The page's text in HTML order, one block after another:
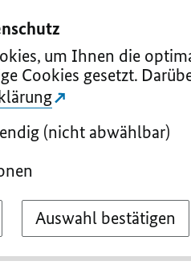
um Ihnen die
Cookies gesetzt.
(nicht abwählbar)
Auswahl bestätigen